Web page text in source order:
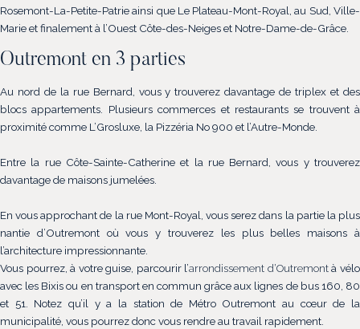
(514) 572-1213
Rosemont-La-Petite-Patrie ainsi que Le Plateau-Mont-Royal, au Sud, Ville-
Marie et finalement à l’Ouest Côte-des-Neiges et Notre-Dame-de-Grâce.
Outremont en 3 parties
Au nord de la rue Bernard, vous y trouverez davantage de triplex et des
blocs appartements. Plusieurs commerces et restaurants se trouvent à
proximité comme L’Grosluxe, la Pizzéria No 900 et l’Autre-Monde.
Entre la rue Côte-Sainte-Catherine et la rue Bernard, vous y trouverez
davantage de maisons jumelées.
En vous approchant de la rue Mont-Royal, vous serez dans la partie la plus
nantie d’Outremont où vous y trouverez les plus belles maisons à
l’architecture impressionnante.
Vous pourrez, à votre guise, parcourir l’arrondissement d’Outremontà vélo
avec les Bixis ou en transport en commun grâce aux lignes de bus 160, 80
et 51. Notez qu’il y a la station de Métro Outremont au cœur de la
municipalité, vous pourrez donc vous rendre au travail rapidement.